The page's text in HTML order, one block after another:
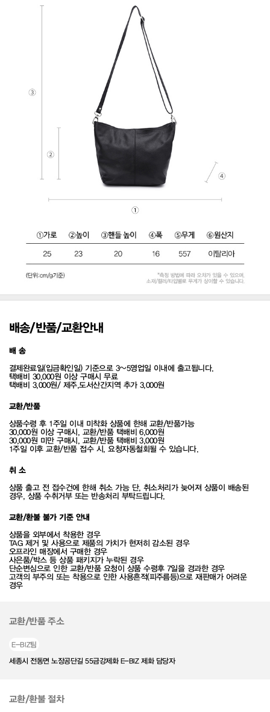
배송/반품/교환안내
배 송
결제완료일(입금확인일) 기준으로 3~5영업일 이내에 출고됩니다.
택배비 30,000원 이상 구매시 무료
택배비 3,000원/ 제주,도서산간지역 추가 3,000원
교환/반품
상품수령 후 1주일 이내 미착화 상품에 한해 교환/반품가능
30,000원 이상 구매시, 교환/반품 택배비 6,000원
30,000원 미만 구매시, 교환/반품 택배비 3,000원
1주일 이후 교환/반품 접수 시, 요청자동철회될 수 있습니다.
취 소
상품 출고 전 접수건에 한해 취소 가능 단, 취소처리가 늦어져 상품이 배송된
경우, 상품 수취거부 또는 반송처리 부탁드립니다.
교환/환불 불가 기준 안내
상품을 외부에서 착용한 경우
TAG 제거 및 사용으로 제품의 가치가 현저히 감소된 경우
오프라인 매장에서 구매한 경우
사은품/박스 등 상품 패키지가 누락된 경우
단순변심으로 인한 교환/반품 요청이 상품 수령후 7일을 경과한 경우
고객의 부주의 또는 착용으로 인한 사용흔적(피주름등)으로 재판매가 어려운
경우
교환/반품 주소
E-BIZ팀
세종시 전동면 노장공단길 55금강제화 E-BIZ 제화 담당자
교환/환불 절차